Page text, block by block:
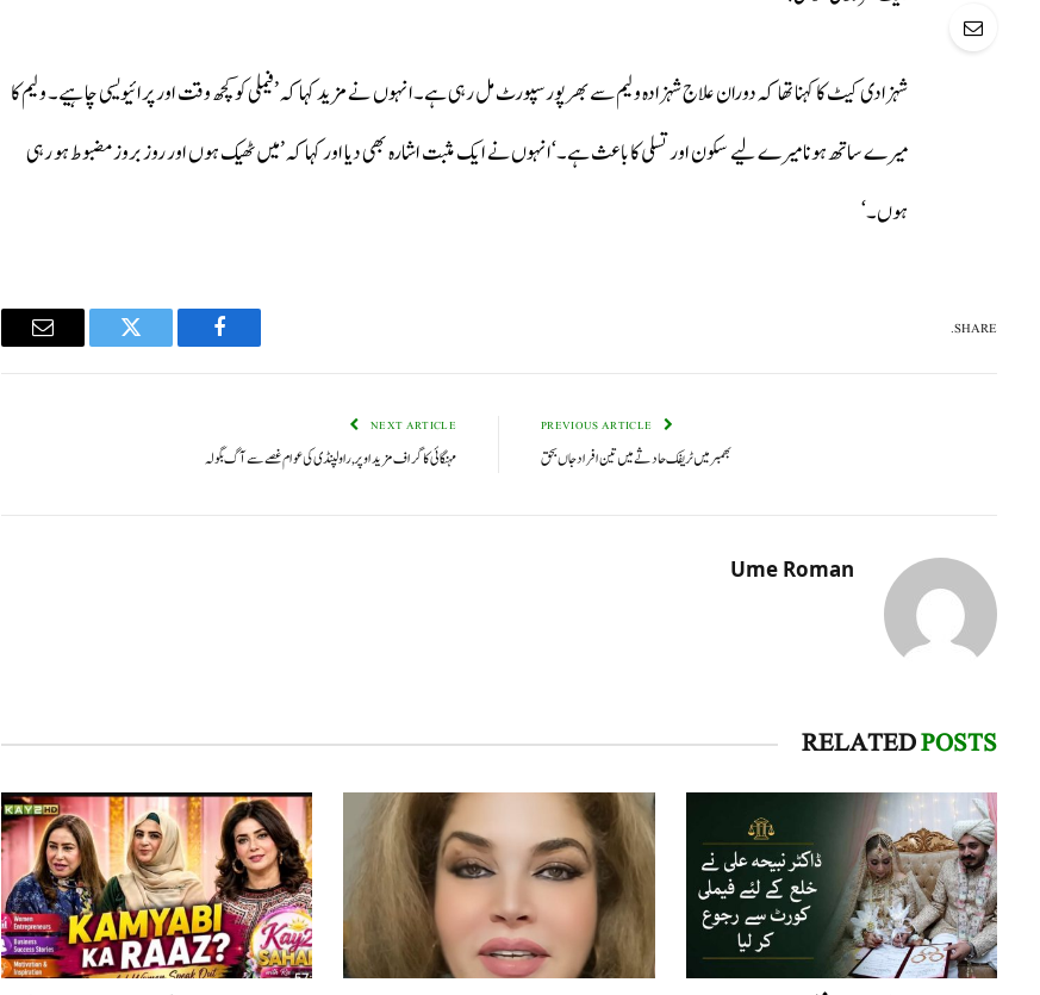
شہزادی کیٹ کا کہنا تھا کہ دوران علاج شہزادہ ولیم سے بھرپورسپورٹ مل رہی ہے۔انہوں نے مزید کہا کہ ’فیملی کو کچھ وقت اور پرائیویسی چاہیے۔ ولیم کا
میرے ساتھ ہونا میرے لیے سکون اور تسلی کا باعث ہے۔‘انہوں نے ایک مثبت اشارہ بھی دیا اور کہا کہ ’میں ٹھیک ہوں اور روز بروز مضبوط ہو رہی
ہوں۔‘
SHARE.
Facebook
Twitter
Email
بھمبر میں ٹریفک حادثے میں تین افراد جاں بحق
NEXT ARTICLE
مہنگائی کا گراف مزید اوپر, راولپنڈی کی عوام غصے سے آگ بگولہ
Ume Roman
RELATEDPOSTS